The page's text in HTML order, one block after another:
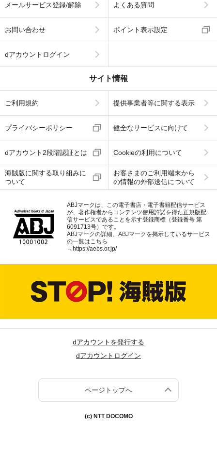
メールサービス登録/解除 よくある質問
お問い合わせ ポイント表示設定
dアカウントログイン
サイト情報
ご利用規約 提供事業者等に関する表示
プライバシーポリシー 健全なサービスに向けて
dアカウント2段階認証とは Cookieの利用について
海賊版に関する取り組みに
ついて
お客さまのご利用端末から
の情報の外部送信について
ABJマークは、この電子書店・電子書籍配信サービス
が、著作権者からコンテンツ使用許諾を得た正規版配
信サービスであることを示す登録商標（登録番号 第
6091713号）です。
ABJマークの詳細、ABJマークを掲示しているサービス
の一覧はこちら
→https://aebs.or.jp/
dアカウントを発行する
dアカウントログイン
ページトップへ
(c) NTT DOCOMO